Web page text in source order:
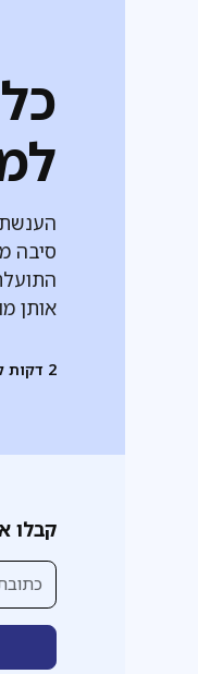
סיבה
אותן
2 דקות
קבלו